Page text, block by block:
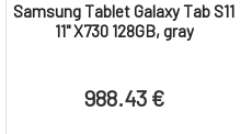
Samsung Tablet Galaxy Tab S11
11" X730 128GB, gray
988.43 €